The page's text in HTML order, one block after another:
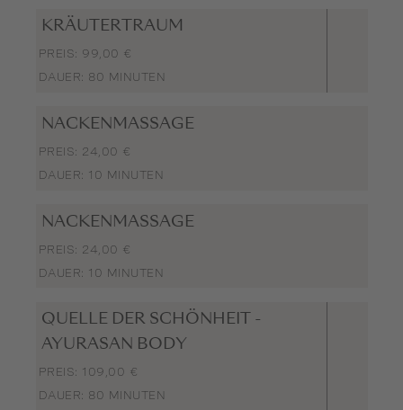
KRÄUTERTRAUM
PREIS: 99,00 €
DAUER: 80 MINUTEN
NACKENMASSAGE
PREIS: 24,00 €
DAUER: 10 MINUTEN
NACKENMASSAGE
PREIS: 24,00 €
DAUER: 10 MINUTEN
QUELLE DER SCHÖNHEIT -
AYURASAN BODY
PREIS: 109,00 €
DAUER: 80 MINUTEN